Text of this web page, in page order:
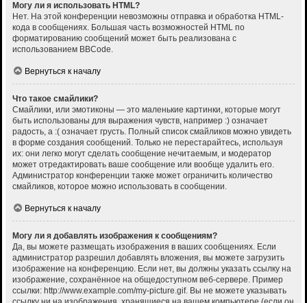
Могу ли я использовать HTML?
Нет. На этой конференции невозможны отправка и обработка HTML-
кода в сообщениях. Большая часть возможностей HTML по
форматированию сообщений может быть реализована с
использованием BBCode.
Вернуться к началу
Что такое смайлики?
Смайлики, или эмотиконы — это маленькие картинки, которые могут
быть использованы для выражения чувств, например :) означает
радость, а :( означает грусть. Полный список смайликов можно увидеть
в форме создания сообщений. Только не перестарайтесь, используя
их: они легко могут сделать сообщение нечитаемым, и модератор
может отредактировать ваше сообщение или вообще удалить его.
Администратор конференции также может ограничить количество
смайликов, которое можно использовать в сообщении.
Вернуться к началу
Могу ли я добавлять изображения к сообщениям?
Да, вы можете размещать изображения в ваших сообщениях. Если
администратор разрешил добавлять вложения, вы можете загрузить
изображение на конференцию. Если нет, вы должны указать ссылку на
изображение, сохранённое на общедоступном веб-сервере. Пример
ссылки: http://www.example.com/my-picture.gif. Вы не можете указывать